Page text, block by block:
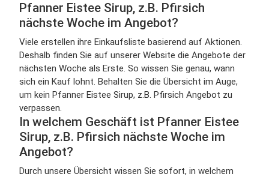
Pfanner Eistee Sirup, z.B. Pfirsich
nächste Woche im Angebot?
Viele erstellen ihre Einkaufsliste basierend auf Aktionen.
Deshalb finden Sie auf unserer Website die Angebote der
nächsten Woche als Erste. So wissen Sie genau, wann
sich ein Kauf lohnt. Behalten Sie die Übersicht im Auge,
um kein Pfanner Eistee Sirup, z.B. Pfirsich Angebot zu
verpassen.
In welchem Geschäft ist Pfanner Eistee
Sirup, z.B. Pfirsich nächste Woche im
Angebot?
Durch unsere Übersicht wissen Sie sofort, in welchem